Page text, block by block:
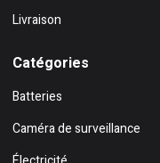
Livraison
Catégories
Batteries
Caméra de surveillance